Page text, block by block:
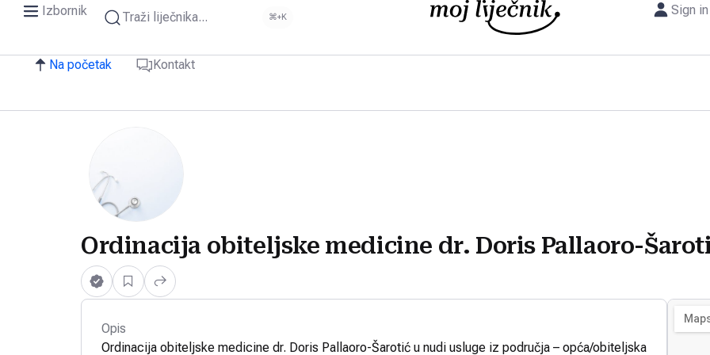
Izbornik Traži liječnika... ⌘+K Sign in
Na početak Kontakt
Ordinacija obiteljske medicine dr. Doris Pallaoro-
Opis
Ordinacija obiteljske medicine dr. Doris Pallaoro-Šarotić u nudi usluge iz područja – opća/obiteljska